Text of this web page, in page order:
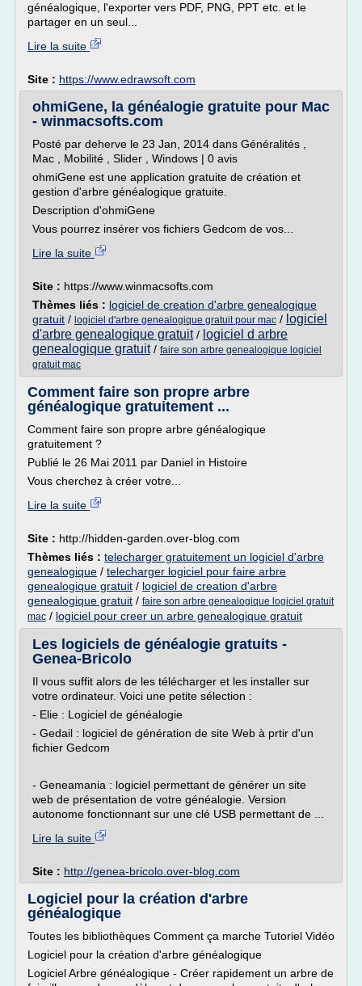
généalogique, l'exporter vers PDF, PNG, PPT etc. et le
partager en un seul...
Lire la suite
Site : https://www.edrawsoft.com
ohmiGene, la généalogie gratuite pour Mac
- winmacsofts.com
Posté par deherve le 23 Jan, 2014 dans Généralités ,
Mac , Mobilité , Slider , Windows | 0 avis
ohmiGene est une application gratuite de création et
gestion d'arbre généalogique gratuite.
Description d'ohmiGene
Vous pourrez insérer vos fichiers Gedcom de vos...
Lire la suite
Site : https://www.winmacsofts.com
Thèmes liés : logiciel de creation d'arbre genealogique
gratuit / logiciel d'arbre genealogique gratuit pour mac / logiciel
d'arbre genealogique gratuit/ logiciel d arbre
genealogique gratuit/ faire son arbre genealogique logiciel
gratuit mac
Comment faire son propre arbre
généalogique gratuitement ...
Comment faire son propre arbre généalogique
gratuitement ?
Publié le 26 Mai 2011 par Daniel in Histoire
Vous cherchez à créer votre...
Lire la suite
Site : http://hidden-garden.over-blog.com
Thèmes liés : telecharger gratuitement un logiciel d'arbre
genealogique / telecharger logiciel pour faire arbre
genealogique gratuit / logiciel de creation d'arbre
genealogique gratuit / faire son arbre genealogique logiciel gratuit
mac / logiciel pour creer un arbre genealogique gratuit
Les logiciels de généalogie gratuits -
Genea-Bricolo
Il vous suffit alors de les télécharger et les installer sur
votre ordinateur. Voici une petite sélection :
- Elie : Logiciel de généalogie
- Gedail : logiciel de génération de site Web à prtir d'un
fichier Gedcom
- Geneamania : logiciel permettant de générer un site
web de présentation de votre généalogie. Version
autonome fonctionnant sur une clé USB permettant de ...
Lire la suite
Site : http://genea-bricolo.over-blog.com
Logiciel pour la création d'arbre
généalogique
Toutes les bibliothèques Comment ça marche Tutoriel Vidéo
Logiciel pour la création d'arbre généalogique
Logiciel Arbre généalogique - Créer rapidement un arbre de